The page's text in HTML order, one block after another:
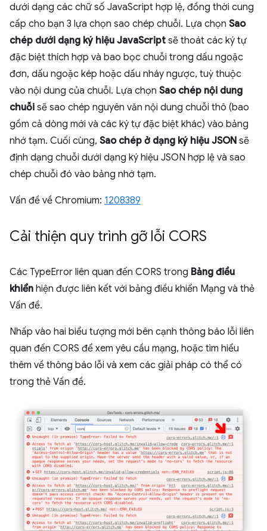
dưới dạng các chữ số JavaScript hợp lệ, đồng thời cung
cấp cho bạn 3 lựa chọn sao chép chuỗi. Lựa chọn Sao
chép dưới dạng ký hiệu JavaScript sẽ thoát các ký tự
đặc biệt thích hợp và bao bọc chuỗi trong dấu ngoặc
đơn, dấu ngoặc kép hoặc dấu nháy ngược, tuỳ thuộc
vào nội dung của chuỗi. Lựa chọn Sao chép nội dung
chuỗi sẽ sao chép nguyên văn nội dung chuỗi thô (bao
gồm cả dòng mới và các ký tự đặc biệt khác) vào bảng
nhớ tạm. Cuối cùng, Sao chép ở dạng ký hiệu JSON sẽ
định dạng chuỗi dưới dạng ký hiệu JSON hợp lệ và sao
chép chuỗi đó vào bảng nhớ tạm.
Vấn đề về Chromium: 1208389
Cải thiện quy trình gỡ lỗi CORS
Các TypeError liên quan đến CORS trong Bảng điều
khiển hiện được liên kết với bảng điều khiển Mạng và thẻ
Vấn đề.
Nhấp vào hai biểu tượng mới bên cạnh thông báo lỗi liên
quan đến CORS để xem yêu cầu mạng, hoặc tìm hiểu
thêm về thông báo lỗi và xem các giải pháp có thể có
trong thẻ Vấn đề.